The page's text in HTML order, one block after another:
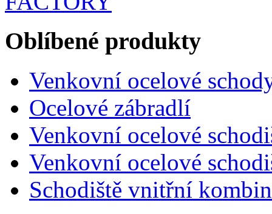
Oblíbené produkty
Venkovní ocelové
Ocelové zábradlí
Venkovní ocelové
Venkovní ocelové
Schodiště vnitřní